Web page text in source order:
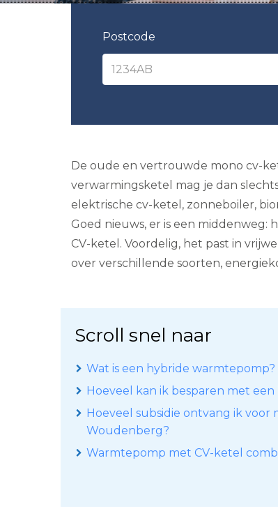
Postcode
De oude en vertrouwde mono cv-
verwarmingsketel mag je dan
elektrische cv-ketel, zonneboiler,
Goed nieuws, er is een middenweg:
CV-ketel. Voordelig, het past in
over verschillende soorten,
Scroll snel naar
Wat is een hybride warmtepomp?
Hoeveel kan ik besparen met
Hoeveel subsidie ontvang ik voor
Woudenberg?
Warmtepomp met CV-ketel